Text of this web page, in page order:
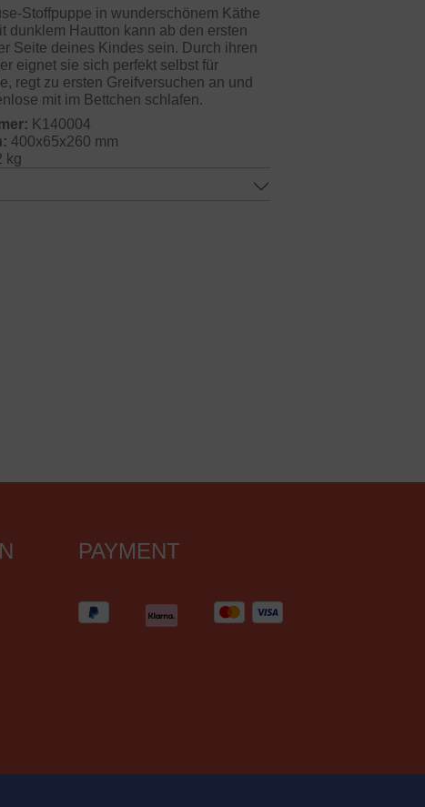
Stoffpuppe in wunderschönem Käthe
dunklem Hautton kann ab den ersten
Seite deines Kindes sein. Durch ihren
eignet sie sich perfekt selbst für
regt zu ersten Greifversuchen an und
mit im Bettchen schlafen.
K140004
400x65x260 mm
kg
PAYMENT